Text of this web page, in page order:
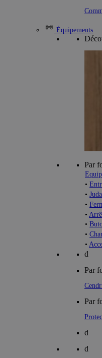
Équipements
Par
•
•
•
•
•
•
•
d
Par
Par
d
d